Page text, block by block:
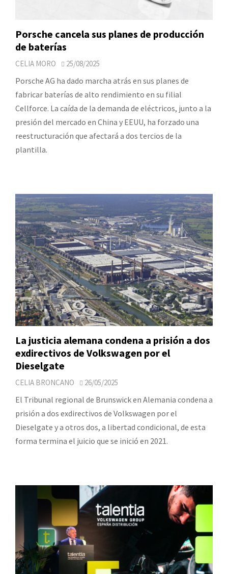
Porsche cancela sus planes de producción
de baterías
CELIA MORO 25/08/2025
Porsche AG ha dado marcha atrás en sus planes de
fabricar baterías de alto rendimiento en su filial
Cellforce. La caída de la demanda de eléctricos, junto a la
presión del mercado en China y EEUU, ha forzado una
reestructuración que afectará a dos tercios de la
plantilla.
La justicia alemana condena a prisión a dos
exdirectivos de Volkswagen por el
Dieselgate
CELIA BRONCANO 26/05/2025
El Tribunal regional de Brunswick en Alemania condena a
prisión a dos exdirectivos de Volkswagen por el
Dieselgate y a otros dos, a libertad condicional, de esta
forma termina el juicio que se inició en 2021.